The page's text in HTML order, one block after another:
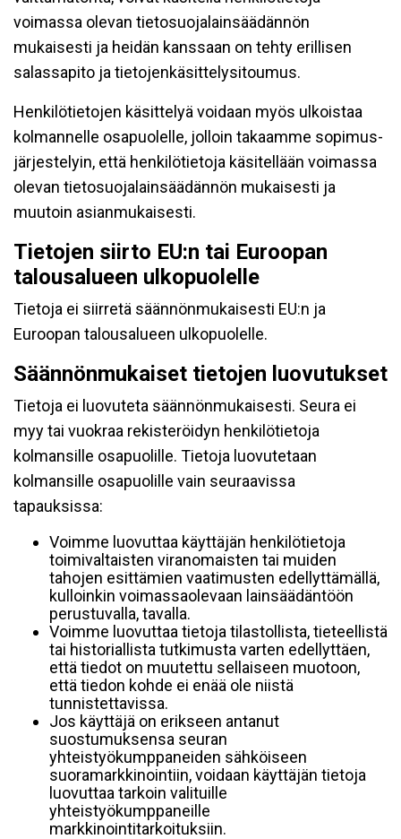
voimassa olevan tietosuojalainsäädännön
mukaisesti ja heidän kanssaan on tehty erillisen
salassapito ja tietojenkäsittelysitoumus.
Henkilötietojen käsittelyä voidaan myös ulkoistaa
kolmannelle osapuolelle, jolloin takaamme sopimus-
järjestelyin, että henkilötietoja käsitellään voimassa
olevan tietosuojalainsäädännön mukaisesti ja
muutoin asianmukaisesti.
Tietojen siirto EU:n tai Euroopan
talousalueen ulkopuolelle
Tietoja ei siirretä säännönmukaisesti EU:n ja
Euroopan talousalueen ulkopuolelle.
Säännönmukaiset tietojen luovutukset
Tietoja ei luovuteta säännönmukaisesti. Seura ei
myy tai vuokraa rekisteröidyn henkilötietoja
kolmansille osapuolille. Tietoja luovutetaan
kolmansille osapuolille vain seuraavissa
tapauksissa:
Voimme luovuttaa käyttäjän henkilötietoja
toimivaltaisten viranomaisten tai muiden
tahojen esittämien vaatimusten edellyttämällä,
kulloinkin voimassaolevaan lainsäädäntöön
perustuvalla, tavalla.
Voimme luovuttaa tietoja tilastollista, tieteellistä
tai historiallista tutkimusta varten edellyttäen,
että tiedot on muutettu sellaiseen muotoon,
että tiedon kohde ei enää ole niistä
tunnistettavissa.
Jos käyttäjä on erikseen antanut
suostumuksensa seuran
yhteistyökumppaneiden sähköiseen
suoramarkkinointiin, voidaan käyttäjän tietoja
luovuttaa tarkoin valituille
yhteistyökumppaneille
markkinointitarkoituksiin.